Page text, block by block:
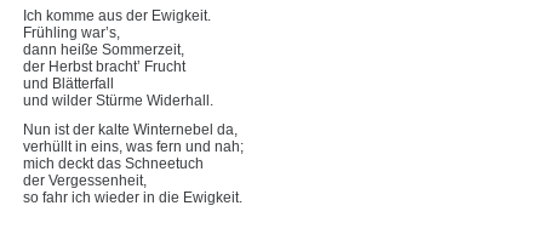
Ich komme aus der Ewigkeit.
Frühling war’s,
dann heiße Sommerzeit,
der Herbst bracht’ Frucht
und Blätterfall
und wilder Stürme Widerhall.
Nun ist der kalte Winternebel da,
verhüllt in eins, was fern und nah;
mich deckt das Schneetuch
der Vergessenheit,
so fahr ich wieder in die Ewigkeit.